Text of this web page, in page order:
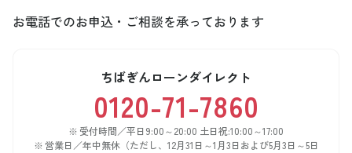
お電話でのお申込・ご相談を承っております
ちばぎんローンダイレクト
0120-71-7860
受付時間／平日9:00～20:00 土日祝:10:00～17:00
営業日／年中無休（ただし、12月31日～1月3日および5月3日～5日